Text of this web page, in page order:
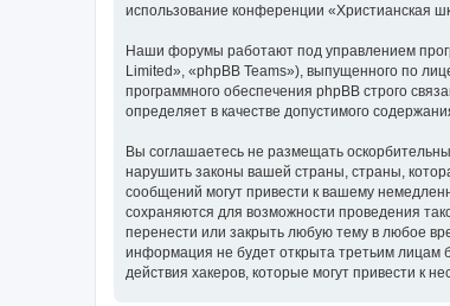
использование конференции «Христианская
Наши форумы работают под управлением
Limited», «phpBB Teams»), выпущенного по
программного обеспечения phpBB строго
определяет в качестве допустимого
Вы соглашаетесь не размещать
нарушить законы вашей страны, страны,
сообщений могут привести к вашему
сохраняются для возможности проведения
перенести или закрыть любую тему в любое
информация не будет открыта третьим лицам
действия хакеров, которые могут привести к